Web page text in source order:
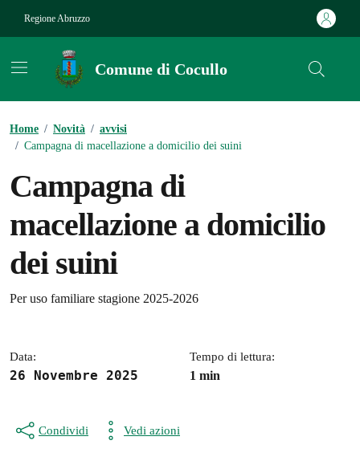
Regione Abruzzo
Comune di Cocullo
Home / Novità / avvisi
/ Campagna di macellazione a domicilio dei suini
Campagna di
macellazione a domicilio
dei suini
Dettagli della notizia
Per uso familiare stagione 2025-2026
Data:
26 Novembre 2025
Tempo di lettura:
1 min
Condividi Vedi azioni